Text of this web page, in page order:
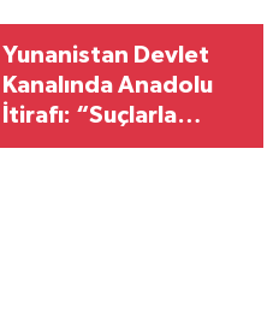
Yunanistan Devlet
Kanalında Anadolu
İtirafı: “Suçlarla
Yüzleşin” Çağrısı